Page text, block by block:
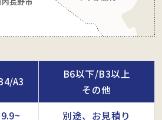
A3
B6以下/B3以上
その他
9.9~ 別途、お見積り